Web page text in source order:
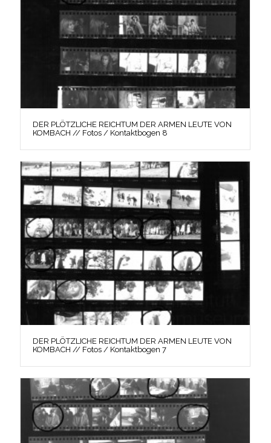
DER PLÖTZLICHE REICHTUM DER ARMEN LEUTE VON
KOMBACH // Fotos / Kontaktbogen 8
DER PLÖTZLICHE REICHTUM DER ARMEN LEUTE VON
KOMBACH // Fotos / Kontaktbogen 7